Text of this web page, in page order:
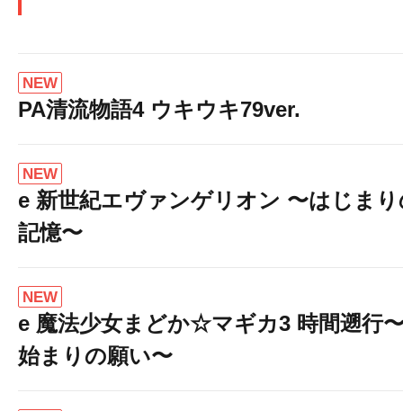
NEW
PA清流物語4 ウキウキ79ver.
NEW
e 新世紀エヴァンゲリオン 〜はじま
記憶〜
NEW
e 魔法少女まどか☆マギカ3 時間遡行
始まりの願い〜